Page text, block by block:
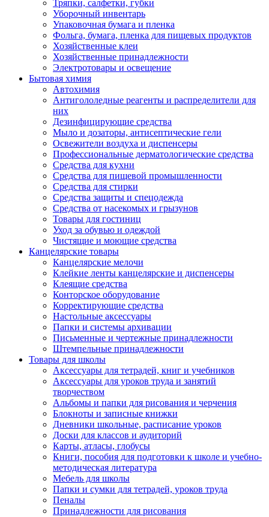
Тряпки, салфетки, губки
Уборочный инвентарь
Упаковочная бумага и пленка
Фольга, бумага, пленка для пищевых продуктов
Хозяйственные клеи
Хозяйственные принадлежности
Электротовары и освещение
Бытовая химия
Автохимия
Антигололедные реагенты и распределители для
них
Дезинфицирующие средства
Мыло и дозаторы, антисептические гели
Освежители воздуха и диспенсеры
Профессиональные дерматологические средства
Средства для кухни
Средства для пищевой промышленности
Средства для стирки
Средства защиты и спецодежда
Средства от насекомых и грызунов
Товары для гостиниц
Уход за обувью и одеждой
Чистящие и моющие средства
Канцелярские товары
Канцелярские мелочи
Клейкие ленты канцелярские и диспенсеры
Клеящие средства
Конторское оборудование
Корректирующие средства
Настольные аксессуары
Папки и системы архивации
Письменные и чертежные принадлежности
Штемпельные принадлежности
Товары для школы
Аксессуары для тетрадей, книг и учебников
Аксессуары для уроков труда и занятий
творчеством
Альбомы и папки для рисования и черчения
Блокноты и записные книжки
Дневники школьные, расписание уроков
Доски для классов и аудиторий
Карты, атласы, глобусы
Книги, пособия для подготовки к школе и учебно-
методическая литература
Мебель для школы
Папки и сумки для тетрадей, уроков труда
Пеналы
Принадлежности для рисования